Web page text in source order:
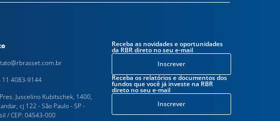
11 4083-9144
Juscelino Kubitschek, 1400,
andar, cj 122 - São Paulo - SP -
/ CEP: 04543-000
Receba as novidades e oportunidades
da RBR direto no seu e-mail
Inscrever
Receba os relatórios e documentos dos
fundos que você já investe na RBR
direto no seu e-mail
Inscrever